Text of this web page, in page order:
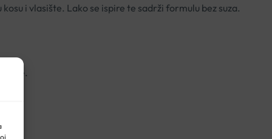
i vlasište. Lako se ispire te sadrži formulu bez suza.